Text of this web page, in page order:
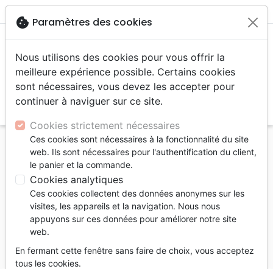
menu
Accueil Livres
Témoignages, biographies
Grâce Infinie - La vie de John Newton
Grâce Infinie
La vie de John Newton
Auteur :Irene Howat
Référence DLCO9547 EAN 9782918495475
EditeurÉditions de la Colline
cookie Paramètres des cookies
Nous utilisons des cookies pour vous offrir la
meilleure expérience possible. Certains cookies
sont nécessaires, vous devez les accepter pour
continuer à naviguer sur ce site.
Cookies strictement nécessaires
Ces cookies sont nécessaires à la fonctionnalité du site
web. Ils sont nécessaires pour l'authentification du client,
le panier et la commande.
Cookies analytiques
Ces cookies collectent des données anonymes sur les
visites, les appareils et la navigation. Nous nous
appuyons sur ces données pour améliorer notre site
web.
En fermant cette fenêtre sans faire de choix, vous acceptez
tous les cookies.